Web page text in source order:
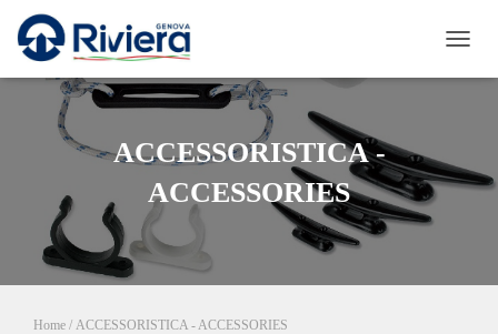
ACCESSORISTICA -
ACCESSORIES
Home / ACCESSORISTICA - ACCESSORIES